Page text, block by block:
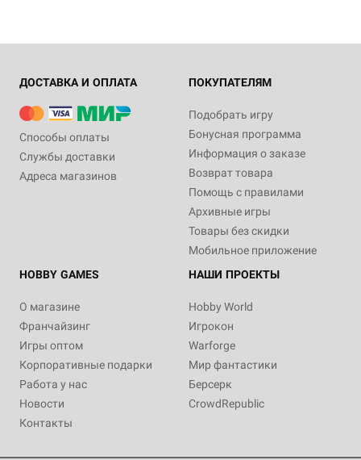
ДОСТАВКА И ОПЛАТА
Способы оплаты
Службы доставки
Адреса магазинов
ПОКУПАТЕЛЯМ
Подобрать игру
Бонусная программа
Информация о заказе
Возврат товара
Помощь с правилами
Архивные игры
Товары без скидки
Мобильное приложение
HOBBY GAMES
О магазине
Франчайзинг
Игры оптом
Корпоративные подарки
Работа у нас
Новости
Контакты
НАШИ ПРОЕКТЫ
Hobby World
Игрокон
Warforge
Мир фантастики
Берсерк
CrowdRepublic